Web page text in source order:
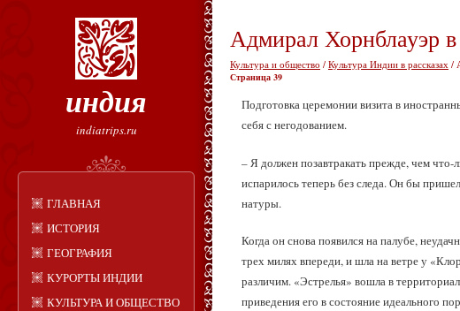
индия
indiatrips.ru
ГЛАВНАЯ
ИСТОРИЯ
ГЕОГРАФИЯ
КУРОРТЫ ИНДИИ
КУЛЬТУРА И ОБЩЕСТВО
Адмирал Хорнблауэр
Культура и общество / Культура Индии в рассказах /
Страница 39
Подготовка церемонии визита в
себя с негодованием.
– Я должен позавтракать прежде, чем что-
испарилось теперь без следа. Он бы
натуры.
Когда он снова появился на палубе,
трех милях впереди, и шла на ветре у
различим. «Эстрелья» вошла в
приведения его в состояние идеального